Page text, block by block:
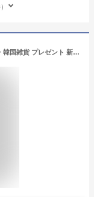
ペンケース 筆箱 ポーチ アニマル 化粧ポーチ 韓国雑貨 プレゼント 新入学 鉛筆 ボールペン 小物入れ 誕生日 学用品 かわいい 学用品 女の子 おしゃれ うさぎ ねこ コアラ キリン 文房具 おもしろい 韓国っぽ オフィス用品